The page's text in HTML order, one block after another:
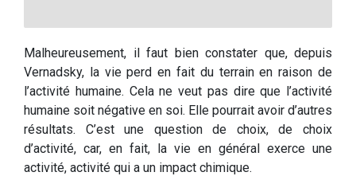
Malheureusement, il faut bien constater que, depuis
Vernadsky, la vie perd en fait du terrain en raison de
l’activité humaine. Cela ne veut pas dire que l’activité
humaine soit négative en soi. Elle pourrait avoir d’autres
résultats. C’est une question de choix, de choix
d’activité, car, en fait, la vie en général exerce une
activité, activité qui a un impact chimique.